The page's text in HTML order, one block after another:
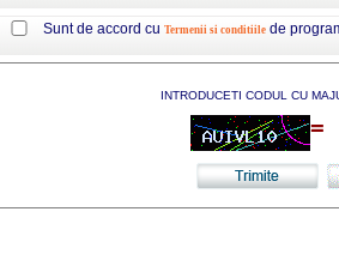
Sunt de accord cu Termenii si conditiile de
INTRODUCETI CODUL CU
=